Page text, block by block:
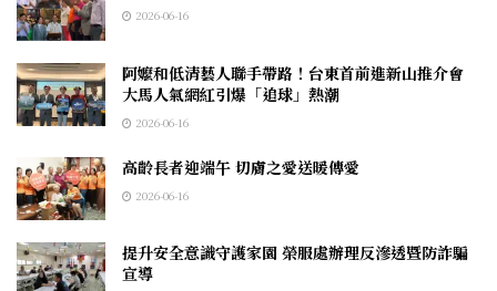
2026-06-16
阿嬤和低清藝人聯手帶路！台東首前進新山推介會
大馬人氣網紅引爆「追球」熱潮
2026-06-16
高齡長者迎端午 切膚之愛送暖傳愛
2026-06-16
提升安全意識守護家園 榮服處辦理反滲透暨防詐騙
宣導